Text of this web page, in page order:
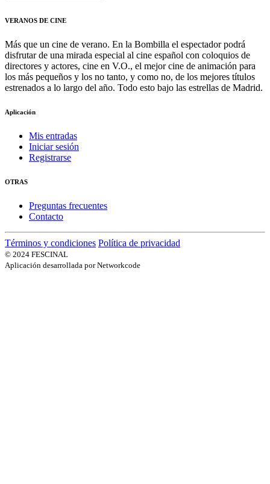
VERANOS DE CINE
Más que un cine de verano. En la Bombilla el espectador podrá
disfrutar de una mirada especial al cine español con coloquios de
directores y actores, cine en V.O., el mejor cine de animación para
los más pequeños y los no tanto, y como no, de los mejores títulos
estrenados a lo largo del año. Todo esto bajo las estrellas de Madrid.
Aplicación
Mis entradas
Iniciar sesión
Registrarse
OTRAS
Preguntas frecuentes
Contacto
Términos y condiciones Política de privacidad
© 2024 FESCINAL
Aplicación desarrollada por Networkcode